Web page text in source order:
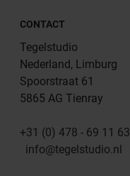
CONTACT
Tegelstudio
Nederland, Limburg
Spoorstraat 61
5865 AG Tienray
+31 (0) 478 - 69 11 63
info@tegelstudio.nl